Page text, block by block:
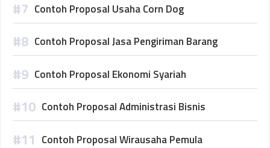
Contoh Proposal Usaha Corn Dog
Contoh Proposal Jasa Pengiriman Barang
Contoh Proposal Ekonomi Syariah
Contoh Proposal Administrasi Bisnis
Contoh Proposal Wirausaha Pemula